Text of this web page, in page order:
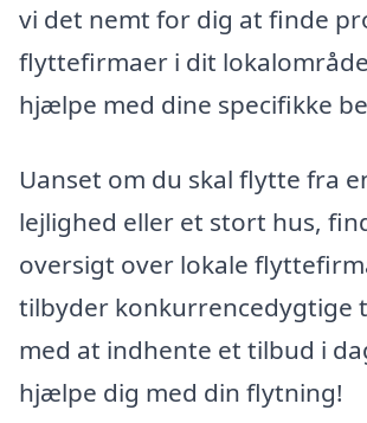
vi det nemt for dig at finde
flyttefirmaer i dit
hjælpe med dine specifikke
Uanset om du skal flytte fra
lejlighed eller et stort hus,
oversigt over lokale
tilbyder konkurrencedygtige
med at indhente et tilbud i
hjælpe dig med din flytning!